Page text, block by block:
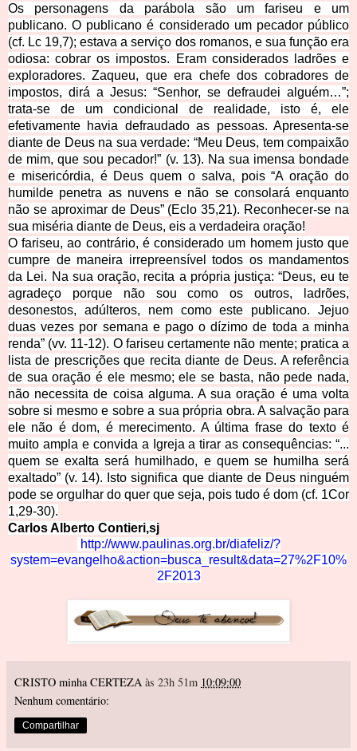
Os personagens da parábola são um fariseu e um
publicano. O publicano é considerado um pecador público
(cf. Lc 19,7); estava a serviço dos romanos, e sua função era
odiosa: cobrar os impostos. Eram considerados ladrões e
exploradores. Zaqueu, que era chefe dos cobradores de
impostos, dirá a Jesus: “Senhor, se defraudei alguém…”;
trata-se de um condicional de realidade, isto é, ele
efetivamente havia defraudado as pessoas. Apresenta-se
diante de Deus na sua verdade: “Meu Deus, tem compaixão
de mim, que sou pecador!” (v. 13). Na sua imensa bondade
e misericórdia, é Deus quem o salva, pois “A oração do
humilde penetra as nuvens e não se consolará enquanto
não se aproximar de Deus” (Eclo 35,21). Reconhecer-se na
sua miséria diante de Deus, eis a verdadeira oração!
O fariseu, ao contrário, é considerado um homem justo que
cumpre de maneira irrepreensível todos os mandamentos
da Lei. Na sua oração, recita a própria justiça: “Deus, eu te
agradeço porque não sou como os outros, ladrões,
desonestos, adúlteros, nem como este publicano. Jejuo
duas vezes por semana e pago o dízimo de toda a minha
renda” (vv. 11-12). O fariseu certamente não mente; pratica a
lista de prescrições que recita diante de Deus. A referência
de sua oração é ele mesmo; ele se basta, não pede nada,
não necessita de coisa alguma. A sua oração é uma volta
sobre si mesmo e sobre a sua própria obra. A salvação para
ele não é dom, é merecimento. A última frase do texto é
muito ampla e convida a Igreja a tirar as consequências: “...
quem se exalta será humilhado, e quem se humilha será
exaltado” (v. 14). Isto significa que diante de Deus ninguém
pode se orgulhar do quer que seja, pois tudo é dom (cf. 1Cor
1,29-30).
Carlos Alberto Contieri,sj
http://www.paulinas.org.br/diafeliz/?
system=evangelho&action=busca_result&data=27%2F10%
2F2013
CRISTO minha CERTEZA às 23h 51m 10:09:00
Nenhum comentário:
Compartilhar